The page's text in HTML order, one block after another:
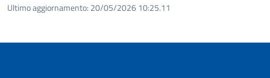
Ultimo aggiornamento: 20/05/2026 10:25.11